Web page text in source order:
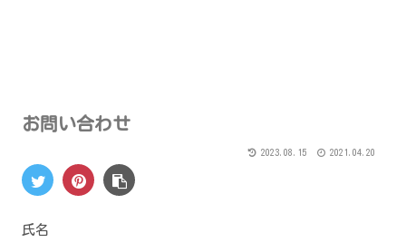
お問い合わせ
2023.08.15 2021.04.20
氏名